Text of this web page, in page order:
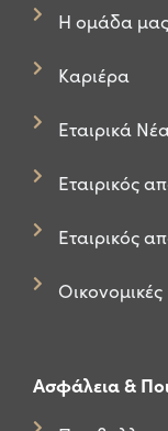
Η ομάδα μας
Καριέρα
Εταιρικά Νέα
Εταιρικός
Εταιρικός
Ασφάλεια &